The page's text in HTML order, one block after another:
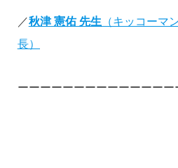
／秋津 憲佑 先生 （キッコーマ
長）
ーーーーーーーーーーーーーー